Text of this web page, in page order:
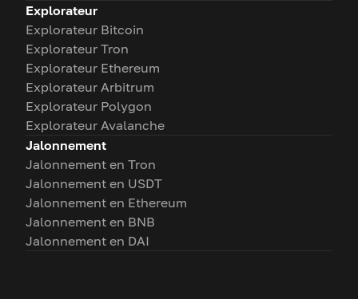
Explorateur
Explorateur Bitcoin
Explorateur Tron
Explorateur Ethereum
Explorateur Arbitrum
Explorateur Polygon
Explorateur Avalanche
Jalonnement
Jalonnement en Tron
Jalonnement en USDT
Jalonnement en Ethereum
Jalonnement en BNB
Jalonnement en DAI